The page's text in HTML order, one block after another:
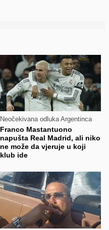
Neočekivana odluka Argentinca
Franco Mastantuono
napušta Real Madrid, ali niko
ne može da vjeruje u koji
klub ide